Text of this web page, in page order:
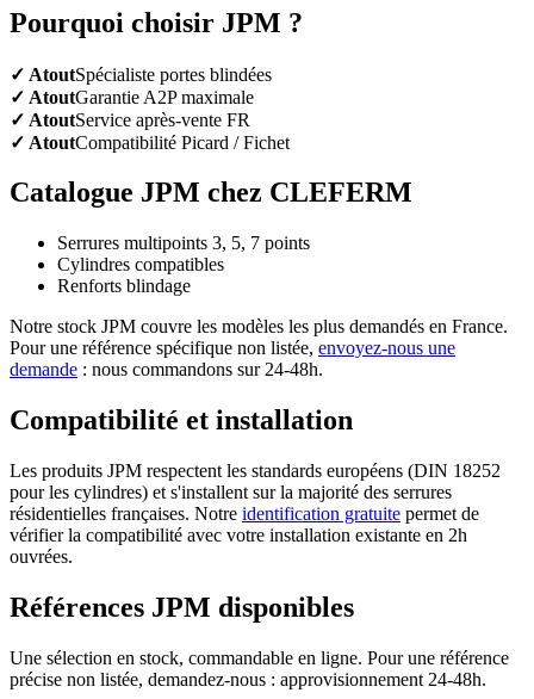
Pourquoi choisir JPM ?
✓ AtoutSpécialiste portes blindées
✓ AtoutGarantie A2P maximale
✓ AtoutService après-vente FR
✓ AtoutCompatibilité Picard / Fichet
Catalogue JPM chez CLEFERM
Serrures multipoints 3, 5, 7 points
Cylindres compatibles
Renforts blindage
Notre stock JPM couvre les modèles les plus demandés en France.
Pour une référence spécifique non listée, envoyez-nous une
demande : nous commandons sur 24-48h.
Compatibilité et installation
Les produits JPM respectent les standards européens (DIN 18252
pour les cylindres) et s'installent sur la majorité des serrures
résidentielles françaises. Notre identification gratuite permet de
vérifier la compatibilité avec votre installation existante en 2h
ouvrées.
Références JPM disponibles
Une sélection en stock, commandable en ligne. Pour une référence
précise non listée, demandez‑nous : approvisionnement 24‑48h.